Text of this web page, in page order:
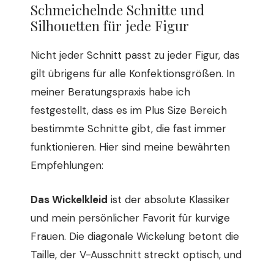
Schmeichelnde Schnitte und
Silhouetten für jede Figur
Nicht jeder Schnitt passt zu jeder Figur, das
gilt übrigens für alle Konfektionsgrößen. In
meiner Beratungspraxis habe ich
festgestellt, dass es im Plus Size Bereich
bestimmte Schnitte gibt, die fast immer
funktionieren. Hier sind meine bewährten
Empfehlungen:
Das Wickelkleid ist der absolute Klassiker
und mein persönlicher Favorit für kurvige
Frauen. Die diagonale Wickelung betont die
Taille, der V-Ausschnitt streckt optisch, und